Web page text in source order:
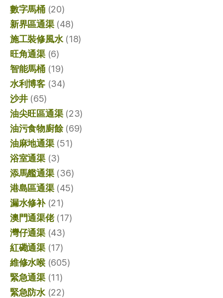
數字馬桶(20)
新界區通渠(48)
施工裝修風水(18)
旺角通渠(6)
智能馬桶(19)
水利博客(34)
沙井(65)
油尖旺區通渠(23)
油污食物廚餘(69)
油麻地通渠(51)
浴室通渠(3)
添馬艦通渠(36)
港島區通渠(45)
漏水修补(21)
澳門通渠佬(17)
灣仔通渠(43)
紅磡通渠(17)
維修水喉(605)
緊急通渠(11)
緊急防水(22)